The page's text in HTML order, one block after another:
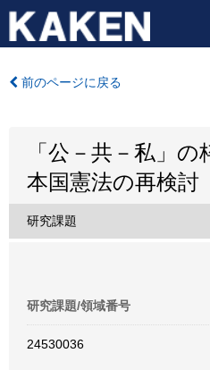
前のページに戻る
「公－共－私」
本国憲法の再検討
研究課題
研究課題/領域番号
24530036